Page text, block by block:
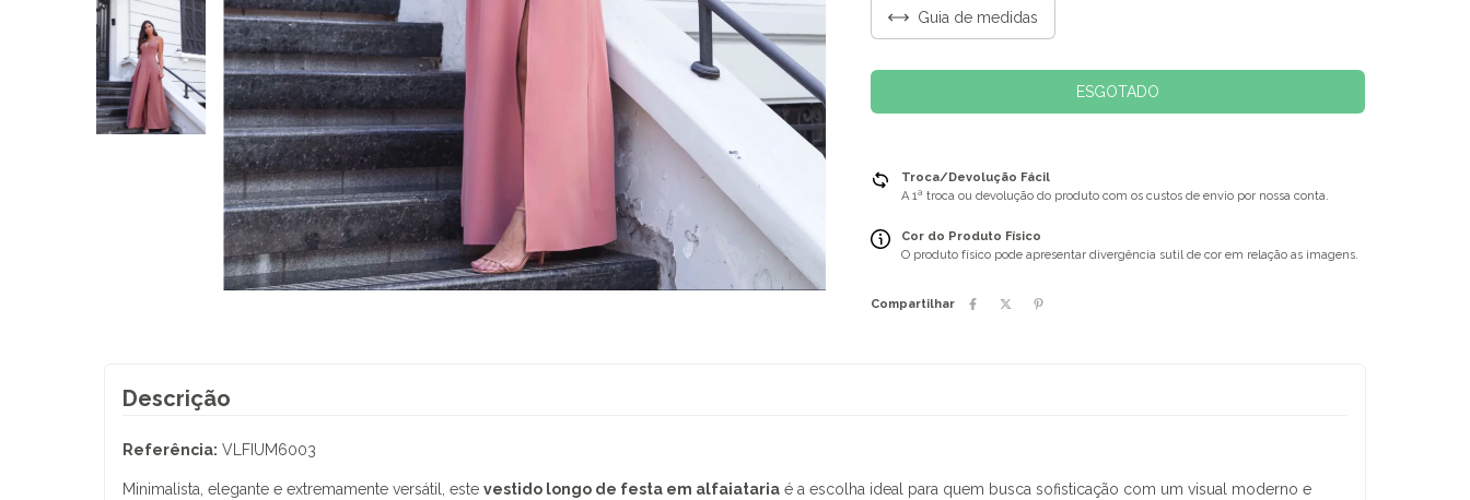
Guia de medidas
Troca/Devolução Fácil
A 1ª troca ou devolução do produto com os custos de envio por nossa conta.
Cor do Produto Físico
O produto físico pode apresentar divergência sutil de cor em relação as imagens.
Compartilhar
Descrição
Referência: VLFIUM6003
Minimalista, elegante e extremamente versátil, este vestido longo de festa em alfaiataria é a escolha ideal para quem busca sofisticação com um visual moderno e